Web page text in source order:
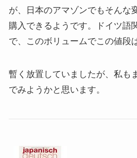
が、日本のアマゾンでもそんな
購入できるようです。ドイツ語
で、このボリュームでこの値段
暫く放置していましたが、私も
でみようかと思います。